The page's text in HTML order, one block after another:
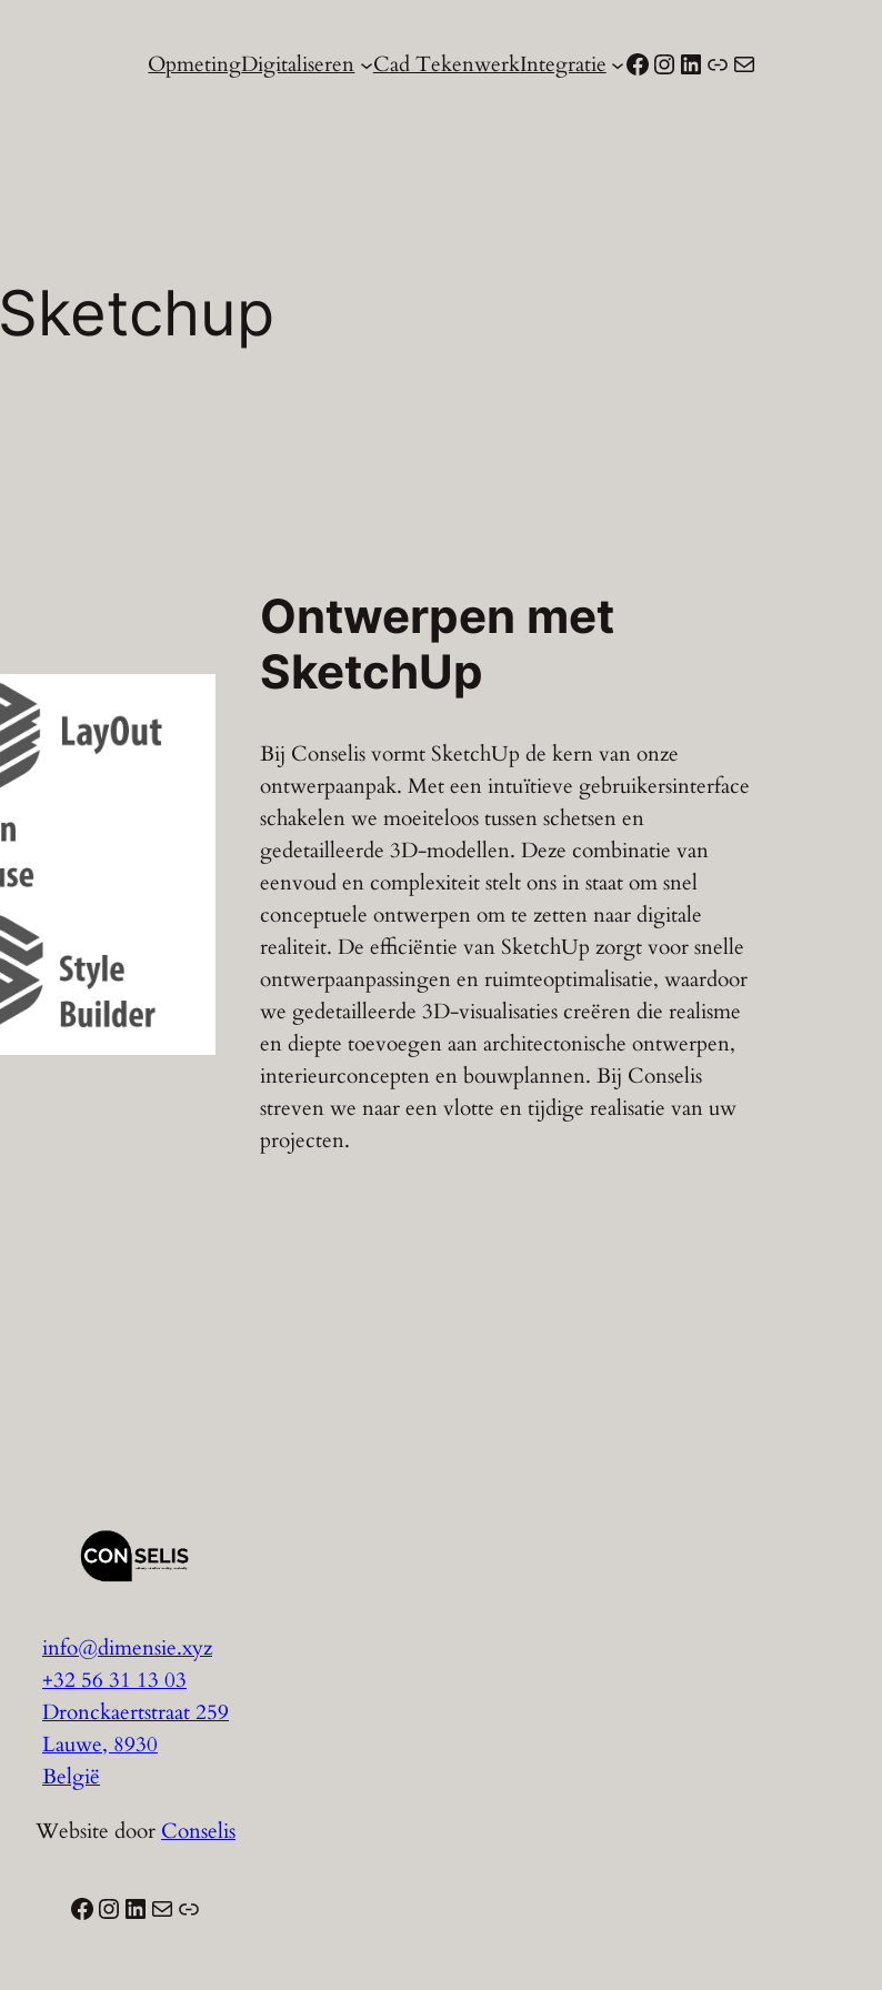
OpmetingDigitaliseren Cad TekenwerkIntegratie Facebook
Instagram
LinkedIn
Link
Mail
Sketchup
Ontwerpen met
SketchUp
Bij Conselis vormt SketchUp de kern van onze
ontwerpaanpak. Met een intuïtieve gebruikersinterface
schakelen we moeiteloos tussen schetsen en
gedetailleerde 3D-modellen. Deze combinatie van
eenvoud en complexiteit stelt ons in staat om snel
conceptuele ontwerpen om te zetten naar digitale
realiteit. De efficiëntie van SketchUp zorgt voor snelle
ontwerpaanpassingen en ruimteoptimalisatie, waardoor
we gedetailleerde 3D-visualisaties creëren die realisme
en diepte toevoegen aan architectonische ontwerpen,
interieurconcepten en bouwplannen. Bij Conselis
streven we naar een vlotte en tijdige realisatie van uw
projecten.
info@dimensie.xyz
+32 56 31 13 03
Dronckaertstraat 259
Lauwe,8930
België
Website door Conselis
Facebook
Instagram
LinkedIn
Mail
Link